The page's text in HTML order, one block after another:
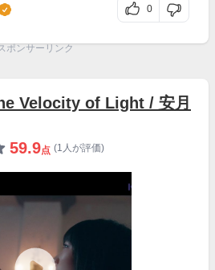
0
ポンサーリンク
Velocity of Light / 安月
59.9点 (1人が評価)